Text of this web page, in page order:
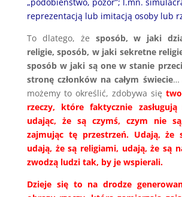
reprezentacją lub imitacją osoby lub
To dlatego, że sposób, w jaki
religie, sposób, w jaki sekretne
sposób w jaki są one w stanie
stronę członków na całym świecie…
możemy to określić, zdobywa się
rzeczy, które faktycznie
udając, że są czymś, czym nie
zajmując tę przestrzeń. Udają, że
udają, że są religiami, udają, że są
zwodzą ludzi tak, by je wspierali.
Dzieje się to na drodze